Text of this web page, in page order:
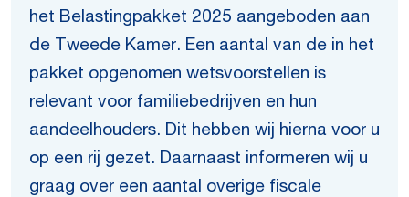
het Belastingpakket 2025 aangeboden aan
de Tweede Kamer. Een aantal van de in het
pakket opgenomen wetsvoorstellen is
relevant voor familiebedrijven en hun
aandeelhouders. Dit hebben wij hierna voor u
op een rij gezet. Daarnaast informeren wij u
graag over een aantal overige fiscale